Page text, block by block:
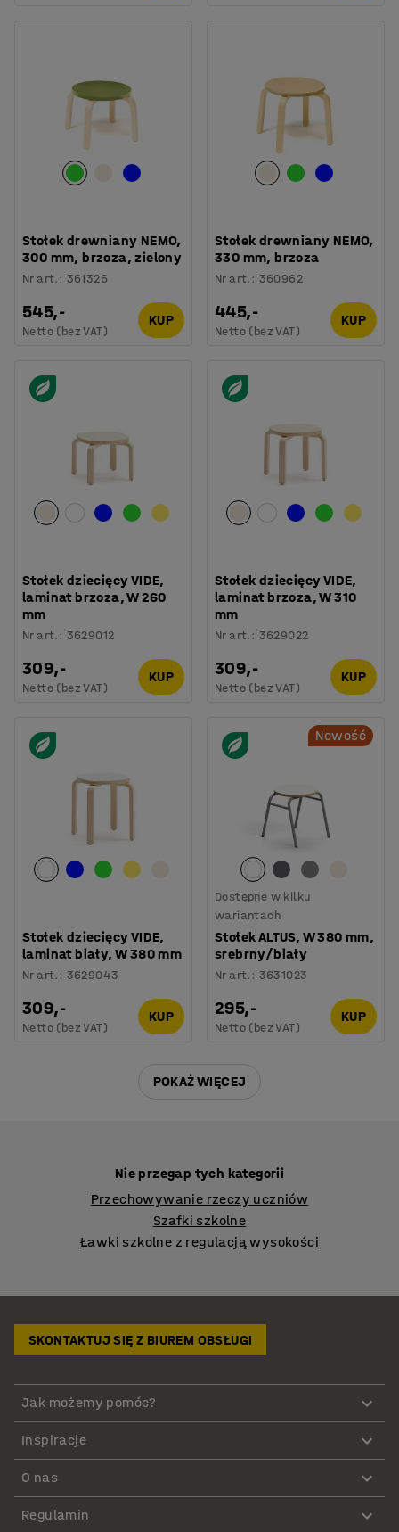
Stołek drewniany NEMO,
300 mm, brzoza, zielony
Nr art. : 361326
545,-
Netto (bez VAT)
KUP
Stołek drewniany NEMO,
330 mm, brzoza
Nr art. : 360962
445,-
Netto (bez VAT)
KUP
Stołek dziecięcy VIDE,
laminat brzoza, W 260
mm
Nr art. : 3629012
309,-
Netto (bez VAT)
KUP
Stołek dziecięcy VIDE,
laminat brzoza, W 310
mm
Nr art. : 3629022
309,-
Netto (bez VAT)
KUP
Stołek dziecięcy VIDE,
laminat biały, W 380 mm
Nr art. : 3629043
309,-
Netto (bez VAT)
KUP
Nowość
Dostępne w kilku
wariantach
Stołek ALTUS, W 380 mm,
srebrny/biały
Nr art. : 3631023
295,-
Netto (bez VAT)
KUP
POKAŻ WIĘCEJ
Nie przegap tych kategorii
Przechowywanie rzeczy uczniów
Szafki szkolne
Ławki szkolne z regulacją wysokości
SKONTAKTUJ SIĘ Z BIUREM OBSŁUGI
Jak możemy pomóc?
Inspiracje
O nas
Regulamin